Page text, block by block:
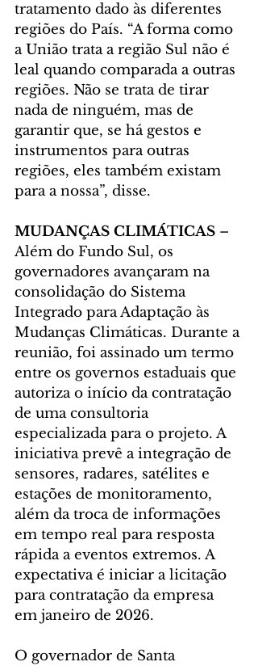
tratamento dado às diferentes
regiões do País. “A forma como
a União trata a região Sul não é
leal quando comparada a outras
regiões. Não se trata de tirar
nada de ninguém, mas de
garantir que, se há gestos e
instrumentos para outras
regiões, eles também existam
para a nossa”, disse.
MUDANÇAS CLIMÁTICAS –
Além do Fundo Sul, os
governadores avançaram na
consolidação do Sistema
Integrado para Adaptação às
Mudanças Climáticas. Durante a
reunião, foi assinado um termo
entre os governos estaduais que
autoriza o início da contratação
de uma consultoria
especializada para o projeto. A
iniciativa prevê a integração de
sensores, radares, satélites e
estações de monitoramento,
além da troca de informações
em tempo real para resposta
rápida a eventos extremos. A
expectativa é iniciar a licitação
para contratação da empresa
em janeiro de 2026.
O governador de Santa